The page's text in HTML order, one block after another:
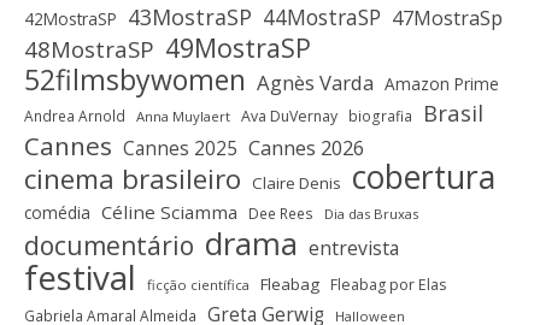
42MostraSP 43MostraSP 44MostraSP 47MostraSp
48MostraSP 49MostraSP
52filmsbywomen Agnès Varda Amazon Prime
Andrea Arnold Anna Muylaert Ava DuVernay biografia Brasil
Cannes Cannes 2025 Cannes 2026
cinema brasileiro Claire Denis cobertura
comédia Céline Sciamma Dee Rees Dia das Bruxas
documentário drama entrevista
festival ficção científica Fleabag Fleabag por Elas
Gabriela Amaral Almeida Greta Gerwig Halloween